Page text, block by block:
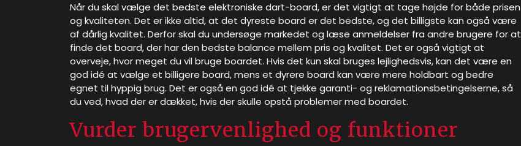
Når du skal vælge det bedste elektroniske dart-board, er det vigtigt at tage højde for både prisen
og kvaliteten. Det er ikke altid, at det dyreste board er det bedste, og det billigste kan også være
af dårlig kvalitet. Derfor skal du undersøge markedet og læse anmeldelser fra andre brugere for at
finde det board, der har den bedste balance mellem pris og kvalitet. Det er også vigtigt at
overveje, hvor meget du vil bruge boardet. Hvis det kun skal bruges lejlighedsvis, kan det være en
god idé at vælge et billigere board, mens et dyrere board kan være mere holdbart og bedre
egnet til hyppig brug. Det er også en god idé at tjekke garanti- og reklamationsbetingelserne, så
du ved, hvad der er dækket, hvis der skulle opstå problemer med boardet.
Vurder brugervenlighed og funktioner